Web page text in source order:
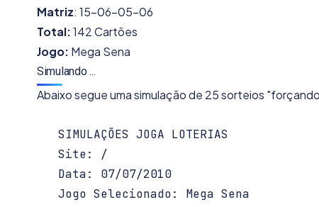
Matriz: 15-06-05-06
Total:142 Cartões
Jogo: Mega Sena
Simulando ...
Abaixo segue uma simulação de 25 sorteios
   SIMULAÇÕES JOGA LOTERIAS
   Site: /
   Data: 07/07/2010
   Jogo Selecionado: Mega Sena